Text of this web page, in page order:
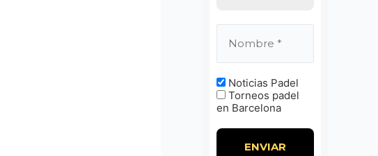
Noticias Padel
Torneos padel
en Barcelona